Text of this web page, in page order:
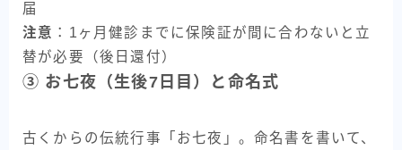
届
注意 ：1ヶ月健診までに保険証が間に合わないと立
替が必要（後日還付）
③ お七夜（生後7日目）と命名式
古くからの伝統行事「お七夜」。命名書を書いて、